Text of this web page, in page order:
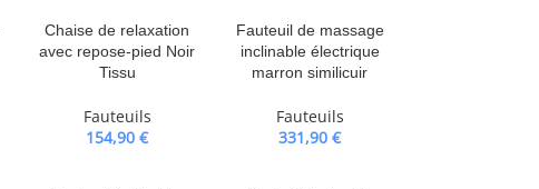
Chaise de relaxation
avec repose-pied Noir
Tissu
Fauteuils
154,90€
Fauteuil de massage
inclinable électrique
marron similicuir
Fauteuils
331,90€